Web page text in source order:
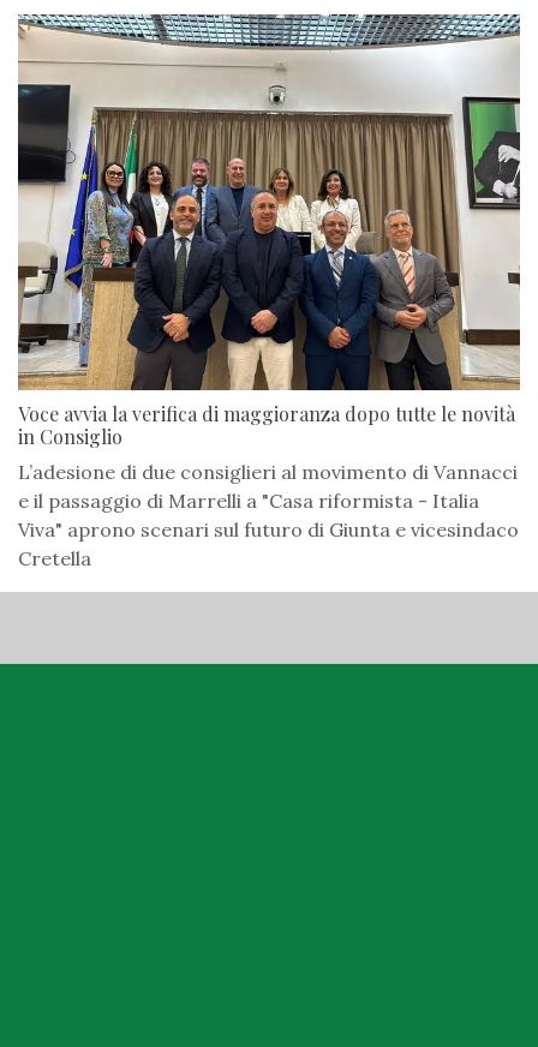
Voce avvia la verifica di maggioranza dopo tutte le novità
in Consiglio
L’adesione di due consiglieri al movimento di Vannacci
e il passaggio di Marrelli a "Casa riformista - Italia
Viva" aprono scenari sul futuro di Giunta e vicesindaco
Cretella